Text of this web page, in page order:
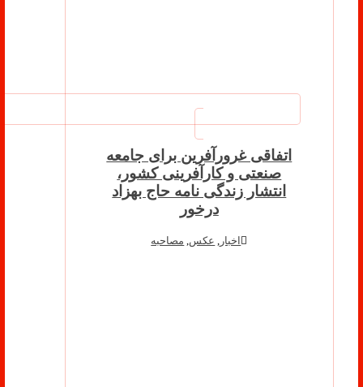
اتفاقی غرورآفرین برای جامعه
صنعتی و کارآفرینی کشور،
انتشار زندگی نامه حاج بهزاد
درخور
اخبار , عکس, مصاحبه